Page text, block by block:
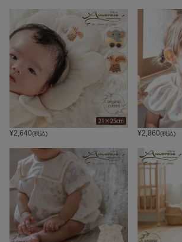
¥2,640(税込) ¥2,860(税込)